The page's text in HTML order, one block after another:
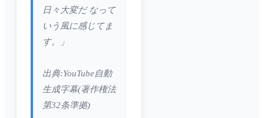
日々大変だ なって
いう風に感じてま
す。」
出典:YouTube自動
生成字幕(著作権法
第32条準拠)